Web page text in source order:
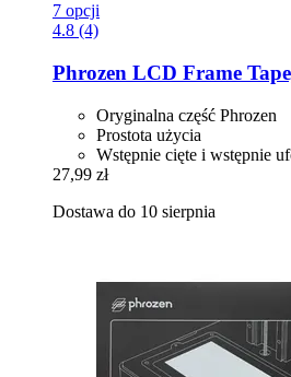
7 opcji
4.8 (4)
Phrozen LCD Frame
Oryginalna część Phrozen
Prostota użycia
Wstępnie cięte i wstępnie
27,99 zł
Dostawa do 10 sierpnia